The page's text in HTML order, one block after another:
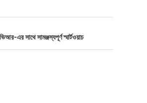
এর সাথে সামঞ্জস্যপূর্ণ স্মার্টওয়াচ